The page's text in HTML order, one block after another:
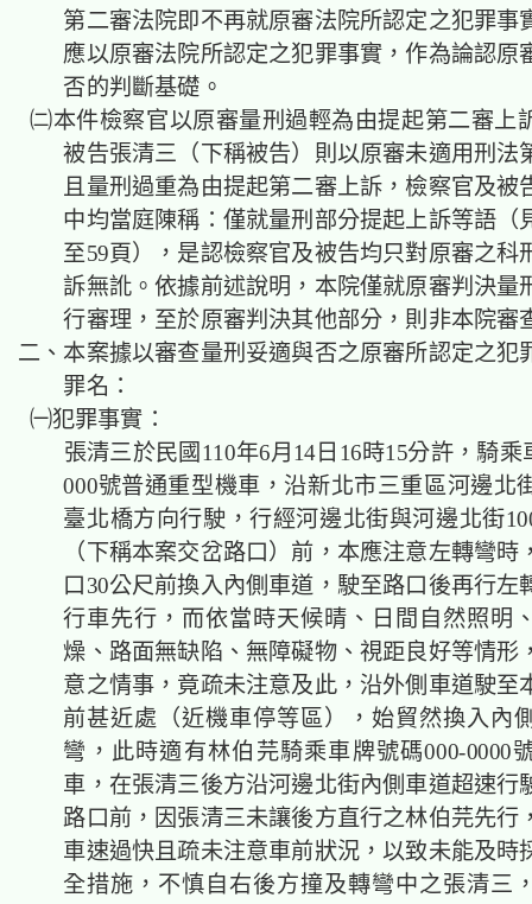
第二審法院即不再就原審法院所認定之犯罪事
應以原審法院所認定之犯罪事實，作為論認原
否的判斷基礎。
㈡本件檢察官以原審量刑過輕為由提起第二審上
被告張清三（下稱被告）則以原審未適用刑法
且量刑過重為由提起第二審上訴，檢察官及被
中均當庭陳稱：僅就量刑部分提起上訴等語（
至59頁），是認檢察官及被告均只對原審之科
訴無訛。依據前述說明，本院僅就原審判決量
行審理，至於原審判決其他部分，則非本院審
二、本案據以審查量刑妥適與否之原審所認定之犯
罪名：
㈠犯罪事實：
張清三於民國110年6月14日16時15分許，騎乘
000號普通重型機車，沿新北市三重區河邊北
臺北橋方向行駛，行經河邊北街與河邊北街
（下稱本案交岔路口）前，本應注意左轉彎時
口30公尺前換入內側車道，駛至路口後再行左
行車先行，而依當時天候晴、日間自然照明
燥、路面無缺陷、無障礙物、視距良好等情形
意之情事，竟疏未注意及此，沿外側車道駛至
前甚近處（近機車停等區），始貿然換入內
彎，此時適有林伯芫騎乘車牌號碼000-0000
車，在張清三後方沿河邊北街內側車道超速行
路口前，因張清三未讓後方直行之林伯芫先行
車速過快且疏未注意車前狀況，以致未能及時
全措施，不慎自右後方撞及轉彎中之張清三